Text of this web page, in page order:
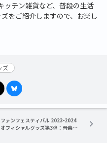
ッチン雑貨など、普段の生活
をご紹介しますので、お楽し
ズ
ファンフェスティバル 2023-2024
オフィシャルグッズ第3弾：音楽商